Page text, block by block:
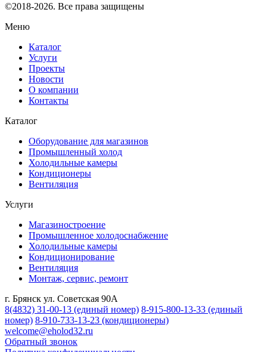
©2018-2026. Все права защищены
Меню
Каталог
Услуги
Проекты
Новости
О компании
Контакты
Каталог
Оборудование для магазинов
Промышленный холод
Холодильные камеры
Кондиционеры
Вентиляция
Услуги
Магазиностроение
Промышленное холодоснабжение
Холодильные камеры
Кондиционирование
Вентиляция
Монтаж, сервис, ремонт
г. Брянск ул. Советская 90А
8(4832) 31-00-13 (единый номер) 8-915-800-13-33 (единый
номер) 8-910-733-13-23 (кондиционеры)
welcome@eholod32.ru
Обратный звонок